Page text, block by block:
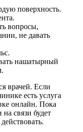
поверхность.
вопросы,
не давать
нашатырный
врачей. Если
есть услуга
онлайн. Пока
связи будет